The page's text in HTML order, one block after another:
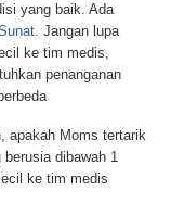
yang baik. Ada
. Jangan lupa
ke tim medis,
penanganan
apakah Moms tertarik
dibawah 1
ke tim medis